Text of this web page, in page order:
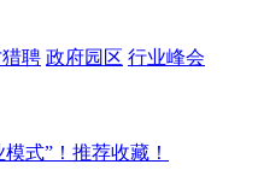
猎聘 政府园区 行业峰会
式”！推荐收藏！